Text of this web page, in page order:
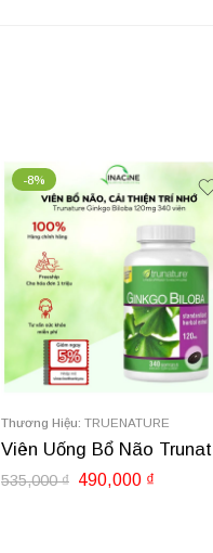
-8%
Thương Hiệu: TRUENATURE
535,000₫ 490,000 ₫